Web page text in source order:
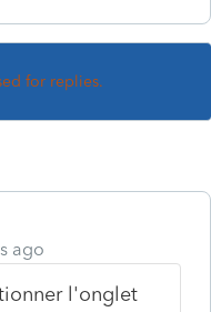
for replies.
ago
l'onglet